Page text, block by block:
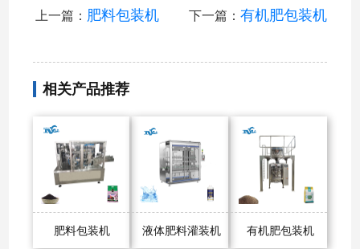
上一篇： 肥料包装机 下一篇： 有机肥包装机
相关产品推荐
肥料包装机 液体肥料灌装机 有机肥包装机